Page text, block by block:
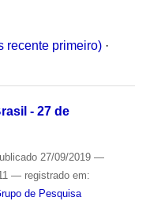
recente primeiro) ·
- 27 de
27/09/2019 —
— registrado em:
de Pesquisa